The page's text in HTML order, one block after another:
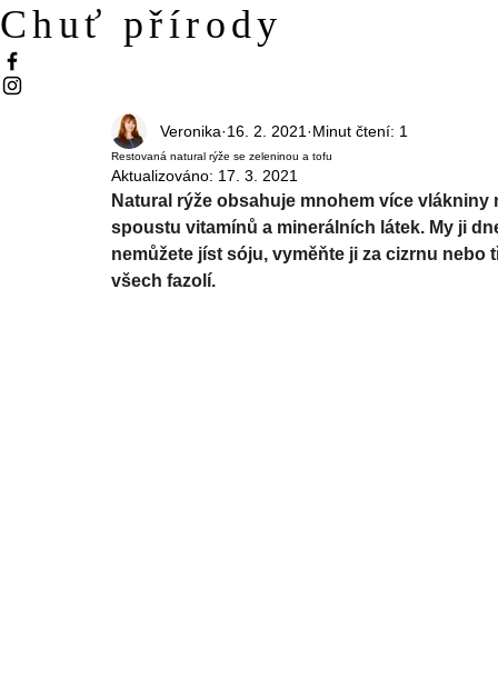
Chuť přírody
Restovaná natural rýže se zeleninou a tofu
Veronika 16. 2. 2021 Minut čtení: 1
Aktualizováno: 17. 3. 2021
Natural rýže obsahuje mnohem více
spoustu vitamínů a minerálních látek. My ji
nemůžete jíst sóju, vyměňte ji za cizrnu nebo
všech fazolí.